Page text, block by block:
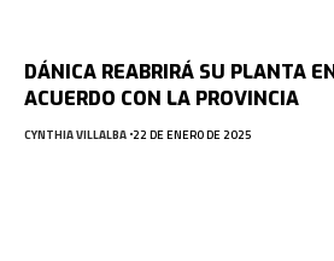
DÁNICA REABRIRÁ SU PLANTA
ACUERDO CON LA PROVINCIA
CYNTHIA VILLALBA 22 DE ENERO DE 2025